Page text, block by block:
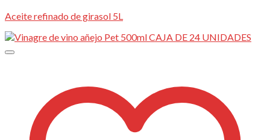
Aceite refinado de girasol 5L